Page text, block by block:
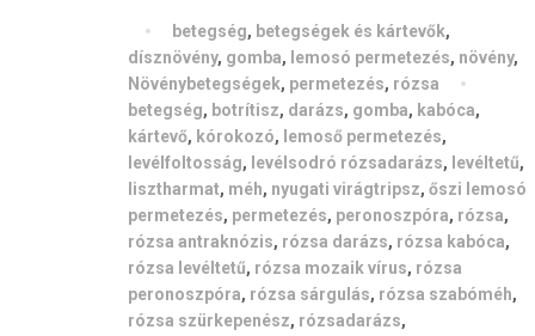
betegség, betegségek és kártevők,
dísznövény, gomba, lemosó permetezés, növény,
Növénybetegségek, permetezés, rózsa
betegség, botrítisz, darázs, gomba, kabóca,
kártevő, kórokozó, lemoső permetezés,
levélfoltosság, levélsodró rózsadarázs, levéltetű,
lisztharmat, méh, nyugati virágtripsz, őszi lemosó
permetezés, permetezés, peronoszpóra, rózsa,
rózsa antraknózis, rózsa darázs, rózsa kabóca,
rózsa levéltetű, rózsa mozaik vírus, rózsa
peronoszpóra, rózsa sárgulás, rózsa szabóméh,
rózsa szürkepenész, rózsadarázs,